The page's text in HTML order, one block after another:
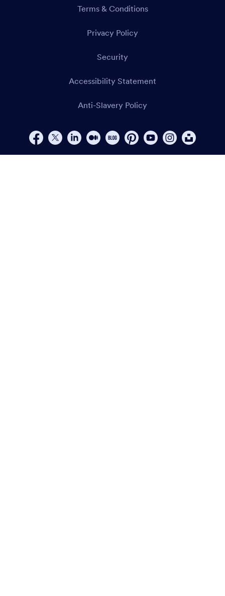
Terms & Conditions
Privacy Policy
Security
Accessibility Statement
Anti-Slavery Policy